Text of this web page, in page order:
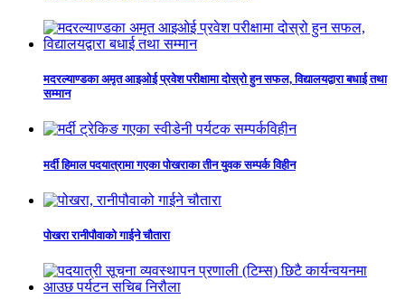
मदरल्याण्डका अमृत आइओई प्रवेश परीक्षामा दोस्रो हुन सफल, विद्यालयद्वारा बधाई तथा
सम्मान
मर्दी हिमाल पदयात्रामा गएका पोखराका तीन युवक सम्पर्क विहीन
पोखरा रानीपौवाको गाईने चौतारा